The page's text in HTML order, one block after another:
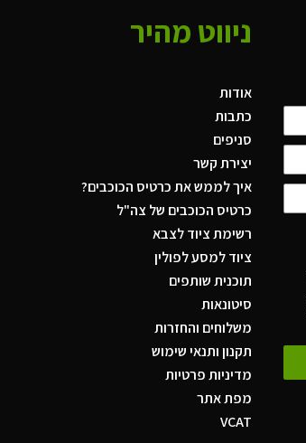
ניווט מהיר
אודות
כתבות
סניפים
יצירת קשר
איך לממש את כרטיס הכוכבים?
כרטיס הכוכבים של צה"ל
רשימת ציוד לצבא
ציוד למסע לפולין
תוכנית שותפים
סיטונאות
משלוחים והחזרות
תקנון ותנאי שימוש
מדיניות פרטיות
מפת אתר
VCAT